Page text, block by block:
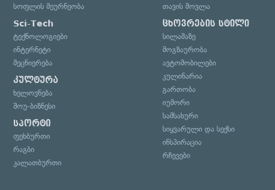
სოფლის მეურნეობა
Sci-Tech
ტექნოლოგიები
ინტერნეტი
მეცნიერება
კულტურა
ხელოვნება
შოუ-ბიზნესი
სპორტი
ფეხბურთი
რაგბი
კალათბურთი
თავის მოვლა
ცხოვრების სტილი
სილამაზე
მოგზაურობა
ავტომობილები
კულინარია
გართობა
იუმორი
სამსახური
სიყვარული და სექსი
ინსპირაცია
რჩევები